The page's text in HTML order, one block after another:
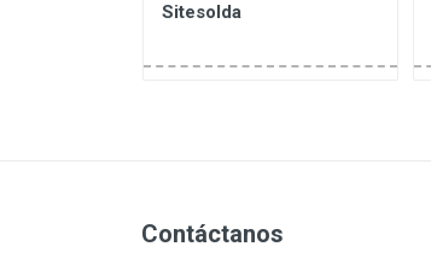
Sitesolda
Contáctanos